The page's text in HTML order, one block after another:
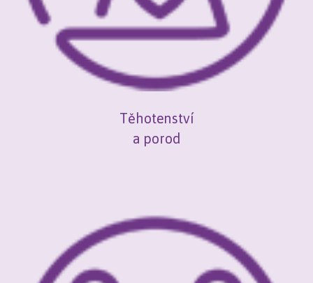
Těhotenství
a porod